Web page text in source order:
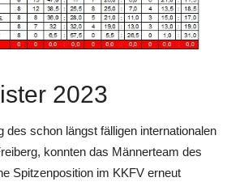
2023
des schon längst fälligen internationalen
konnten das Männerteam des
Spitzenposition im KKFV erneut